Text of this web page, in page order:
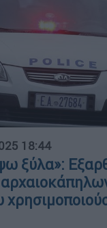
18:44
ξύλα»: